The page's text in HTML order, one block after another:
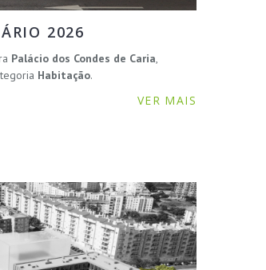
2026
Palácio dos Condes de Caria,
Habitação.
VER MAIS